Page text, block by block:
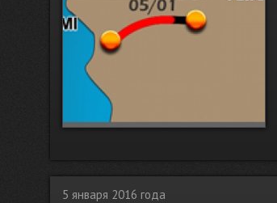
5 января 2016 года